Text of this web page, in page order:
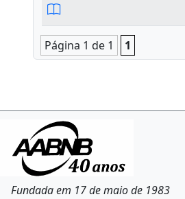
Página 1 de 1 1
Fundada em 17 de maio de 1983